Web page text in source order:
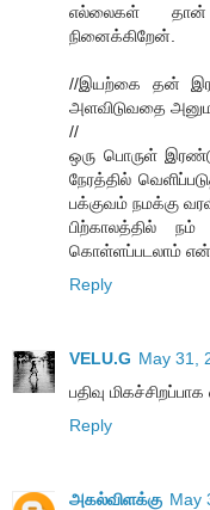
எல்லைகள் தான்
நினைக்கிறேன்.
//இயற்கை தன்
அளவிடுவதை
//
ஒரு பொருள்
நேரத்தில்
பக்குவம் நமக்கு
பிற்காலத்தில் நம்
கொள்ளப்படலாம்
Reply
VELU.G May 31,
பதிவு
Reply
அகல்விளக்கு May